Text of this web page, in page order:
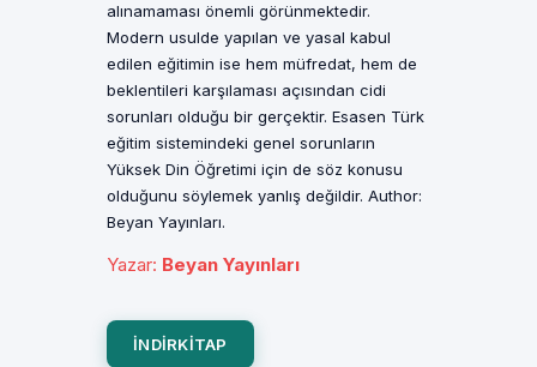
alınamaması önemli görünmektedir.
Modern usulde yapılan ve yasal kabul
edilen eğitimin ise hem müfredat, hem de
beklentileri karşılaması açısından cidi
sorunları olduğu bir gerçektir. Esasen Türk
eğitim sistemindeki genel sorunların
Yüksek Din Öğretimi için de söz konusu
olduğunu söylemek yanlış değildir. Author:
Beyan Yayınları.
Yazar: Beyan Yayınları
INDIRKITAP